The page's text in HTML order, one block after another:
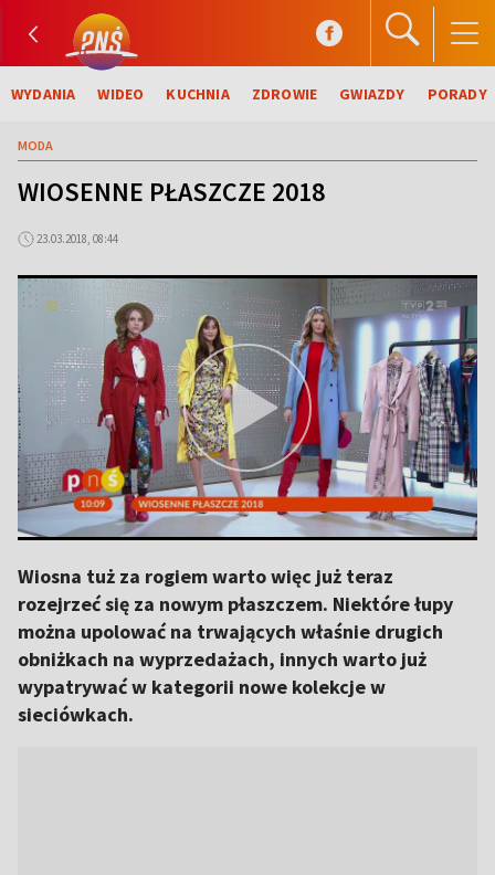
WYDANIA WIDEO KUCHNIA ZDROWIE GWIAZDY PORADY
MODA
WIOSENNE PŁASZCZE 2018
23.03.2018, 08:44
Wiosna tuż za rogiem warto więc już teraz
rozejrzeć się za nowym płaszczem. Niektóre łupy
można upolować na trwających właśnie drugich
obniżkach na wyprzedażach, innych warto już
wypatrywać w kategorii nowe kolekcje w
sieciówkach.